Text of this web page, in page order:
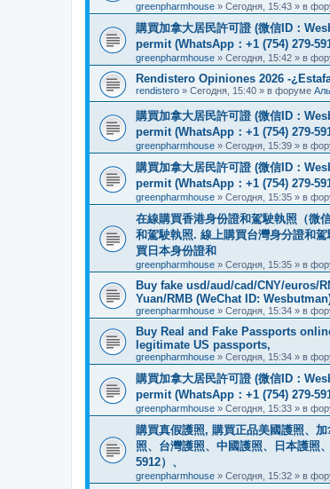
greenpharmhouse » Сегодня, 15:43 » в
購買加拿大居民許可證 (微信ID：
permit (WhatsApp：+1 (754) 279-
greenpharmhouse » Сегодня, 15:42 » в
Rendistero Opiniones 2026 -
rendistero » Сегодня, 15:40 » в форуме
購買加拿大居民許可證 (微信ID：
permit (WhatsApp：+1 (754) 279-
greenpharmhouse » Сегодня, 15:39 » в
購買加拿大居民許可證 (微信ID：
permit (WhatsApp：+1 (754) 279-
greenpharmhouse » Сегодня, 15:35 » в
在線購買香港身份證和駕駛執照（微
和駕駛執照. 線上購買台灣身分證和
買日本身份證和
greenpharmhouse » Сегодня, 15:35 » в
Buy fake usd/aud/cad/CNY/euros/
Yuan/RMB (WeChat ID:
greenpharmhouse » Сегодня, 15:34 » в
Buy Real and Fake Passports
legitimate US passports,
greenpharmhouse » Сегодня, 15:34 » в
購買加拿大居民許可證 (微信ID：
permit (WhatsApp：+1 (754) 279-
greenpharmhouse » Сегодня, 15:33 » в
購買真假護照, 購買正品美國護照、
照、台灣護照、中國護照、日本護照
5912）、
greenpharmhouse » Сегодня, 15:32 » в